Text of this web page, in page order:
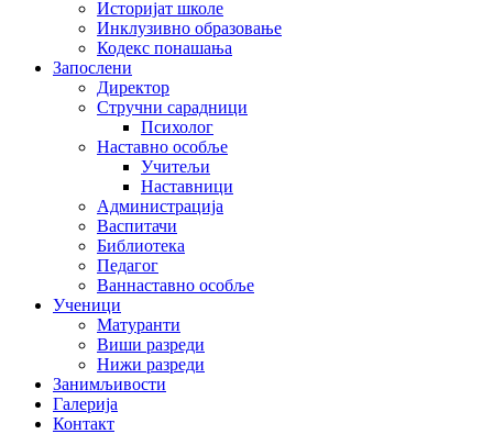
Историјат школе
Инклузивно образовање
Кодекс понашања
Запослени
Директор
Стручни сарадници
Психолог
Наставно особље
Учитељи
Наставници
Администрација
Васпитачи
Библиотека
Педагог
Ваннаставно особље
Ученици
Матуранти
Виши разреди
Нижи разреди
Занимљивости
Галерија
Контакт